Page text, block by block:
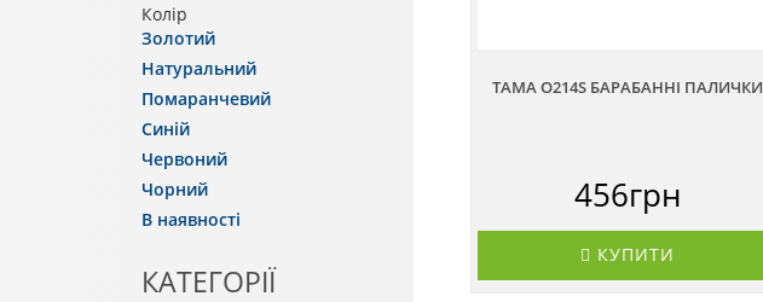
Колір
Золотий
Натуральний
Помаранчевий
Синій
Червоний
Чорний
В наявності
КАТЕГОРІЇ
TAMA O214S БАРАБАННІ ПАЛИЧКИ
456грн
КУПИТИ